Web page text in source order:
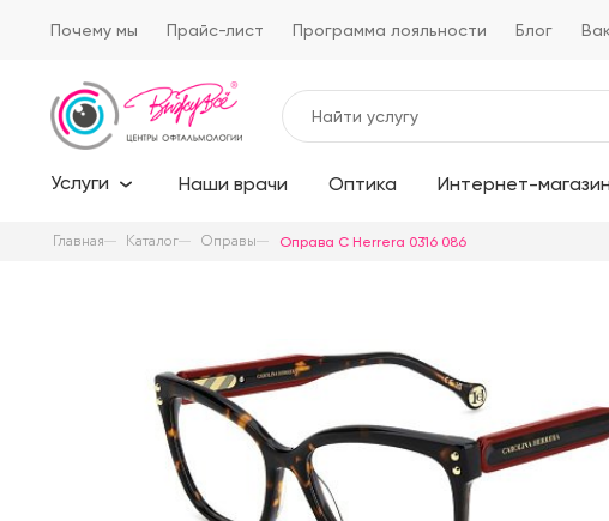
Почему мы Прайс-лист Программа лояльности Блог
Услуги Наши врачи Оптика Интернет-магазин
Главная Каталог Оправы Оправа C Herrera 0316 086